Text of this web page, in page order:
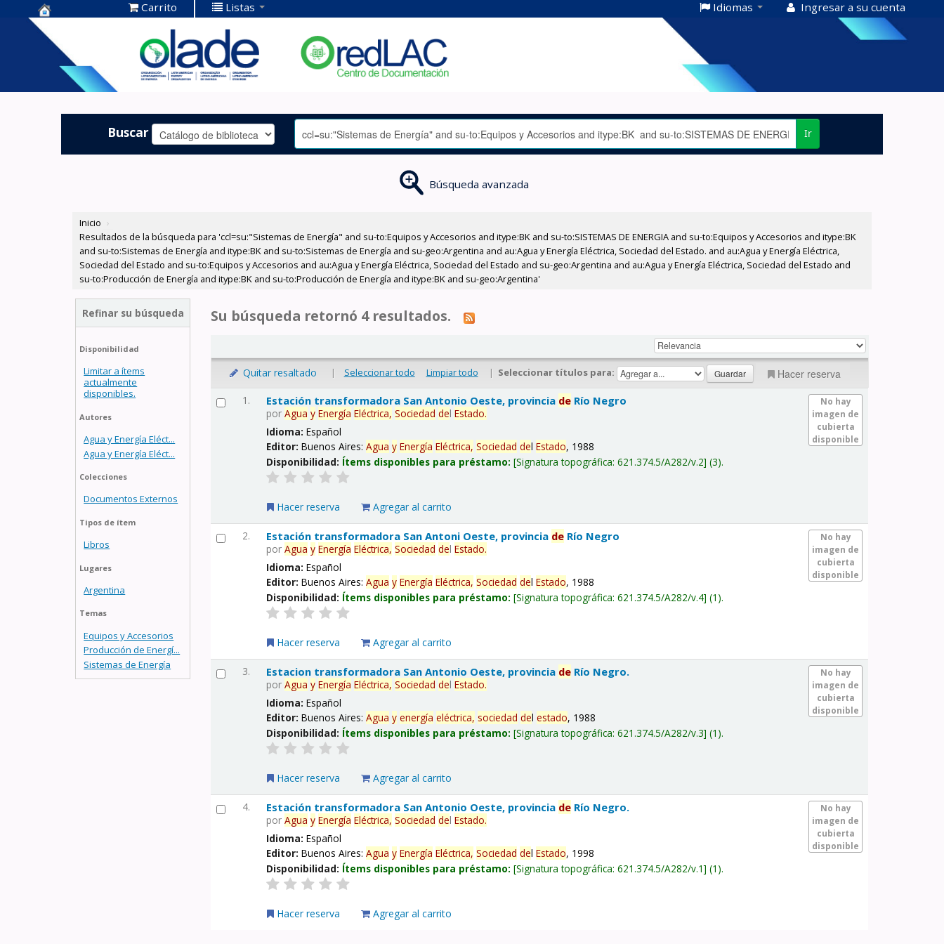
Centro de
Documentación
OLADE -
Carrito Listas Idiomas Ingresar a su cuenta
Buscar Ir
Búsqueda avanzada
Inicio ›
Resultados de la búsqueda para 'ccl=su:"Sistemas de Energía" and su-to:Equipos y Accesorios and itype:BK and su-to:SISTEMAS DE ENERGIA and su-to:Equipos y Accesorios and itype:BK
and su-to:Sistemas de Energía and itype:BK and su-to:Sistemas de Energía and su-geo:Argentina and au:Agua y Energía Eléctrica, Sociedad del Estado. and au:Agua y Energía Eléctrica,
Sociedad del Estado and su-to:Equipos y Accesorios and au:Agua y Energía Eléctrica, Sociedad del Estado and su-geo:Argentina and au:Agua y Energía Eléctrica, Sociedad del Estado and
su-to:Producción de Energía and itype:BK and su-to:Producción de Energía and itype:BK and su-geo:Argentina'
Refinar su búsqueda
Disponibilidad
Limitar a ítems
actualmente
disponibles.
Autores
Agua y Energía Eléct...
Agua y Energía Eléct...
Colecciones
Documentos Externos
Tipos de ítem
Libros
Lugares
Argentina
Temas
Equipos y Accesorios
Producción de Energí...
Sistemas de Energía
Su búsqueda retornó 4 resultados.
Quitar resaltado | Seleccionar todo Limpiar todo | Seleccionar títulos para: Hacer reserva
1.
No hay
imagen de
cubierta
disponible
Estación transformadora San Antonio Oeste, provincia de Río Negro
porAgua y Energía Eléctrica, Sociedad delEstado.
Idioma:Español
Editor:Buenos Aires:Agua y Energía Eléctrica, Sociedad delEstado, 1988
Disponibilidad: Ítems disponibles para préstamo: Signatura topográfica:621.374.5/A282/v.2 (3).
Hacer reserva Agregar al carrito
2.
No hay
imagen de
cubierta
disponible
Estación transformadora San Antoni Oeste, provincia de Río Negro
porAgua y Energía Eléctrica, Sociedad delEstado.
Idioma:Español
Editor:Buenos Aires:Agua y Energía Eléctrica, Sociedad delEstado, 1988
Disponibilidad: Ítems disponibles para préstamo: Signatura topográfica:621.374.5/A282/v.4 (1).
Hacer reserva Agregar al carrito
3.
No hay
imagen de
cubierta
disponible
Estacion transformadora San Antonio Oeste, provincia de Río Negro.
porAgua y Energía Eléctrica, Sociedad delEstado.
Idioma:Español
Editor:Buenos Aires:Agua y energía eléctrica, sociedad delestado, 1988
Disponibilidad: Ítems disponibles para préstamo: Signatura topográfica:621.374.5/A282/v.3 (1).
Hacer reserva Agregar al carrito
4.
No hay
imagen de
cubierta
disponible
Estación transformadora San Antonio Oeste, provincia de Río Negro.
porAgua y Energía Eléctrica, Sociedad delEstado.
Idioma:Español
Editor:Buenos Aires:Agua y Energía Eléctrica, Sociedad delEstado, 1998
Disponibilidad: Ítems disponibles para préstamo: Signatura topográfica:621.374.5/A282/v.1 (1).
Hacer reserva Agregar al carrito